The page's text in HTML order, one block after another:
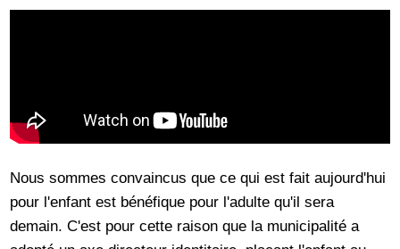
Nous sommes convaincus que ce qui est fait aujourd'hui
pour l'enfant est bénéfique pour l'adulte qu'il sera
demain. C'est pour cette raison que la municipalité a